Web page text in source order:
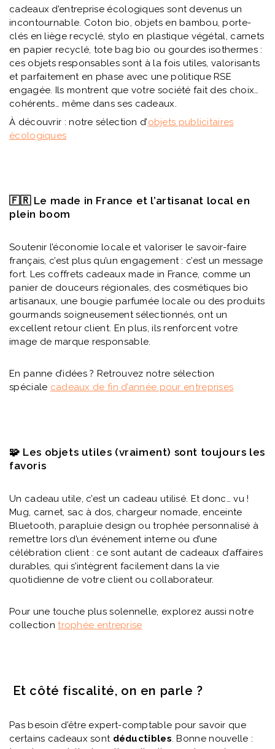
cadeaux d’entreprise écologiques sont devenus un
incontournable. Coton bio, objets en bambou, porte-
clés en liège recyclé, stylo en plastique végétal, carnets
en papier recyclé, tote bag bio ou gourdes isothermes :
ces objets responsables sont à la fois utiles, valorisants
et parfaitement en phase avec une politique RSE
engagée. Ils montrent que votre société fait des choix
cohérents… même dans ses cadeaux.
À découvrir : notre sélection d’objets publicitaires
écologiques
🇫🇷 Le made in France et l’artisanat local en
plein boom
Soutenir l’économie locale et valoriser le savoir-faire
français, c’est plus qu’un engagement : c’est un message
fort. Les coffrets cadeaux made in France, comme un
panier de douceurs régionales, des cosmétiques bio
artisanaux, une bougie parfumée locale ou des produits
gourmands soigneusement sélectionnés, ont un
excellent retour client. En plus, ils renforcent votre
image de marque responsable.
En panne d’idées ? Retrouvez notre sélection
spéciale cadeaux de fin d’année pour entreprises
🧩 Les objets utiles (vraiment) sont toujours les
favoris
Un cadeau utile, c’est un cadeau utilisé. Et donc… vu !
Mug, carnet, sac à dos, chargeur nomade, enceinte
Bluetooth, parapluie design ou trophée personnalisé à
remettre lors d’un événement interne ou d’une
célébration client : ce sont autant de cadeaux d’affaires
durables, qui s’intègrent facilement dans la vie
quotidienne de votre client ou collaborateur.
Pour une touche plus solennelle, explorez aussi notre
collectiontrophée entreprise
Et côté fiscalité, on en parle ?
Pas besoin d’être expert-comptable pour savoir que
certains cadeaux sont déductibles. Bonne nouvelle :